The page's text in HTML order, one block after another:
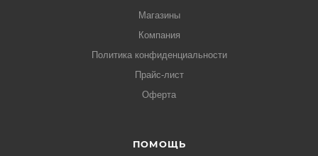
Магазины
Компания
Политика конфиденциальности
Прайс-лист
Оферта
ПОМОЩЬ